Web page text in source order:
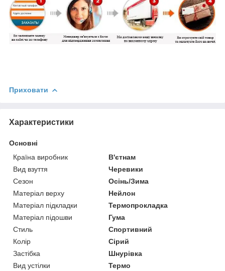
Приховати
Характеристики
Основні
Країна виробник
В'єтнам
Вид взуття
Черевики
Сезон
Осінь/Зима
Матеріал верху
Нейлон
Матеріал підкладки
Термопрокладка
Матеріал підошви
Гума
Стиль
Спортивний
Колір
Сірий
Застібка
Шнурівка
Вид устілки
Термо